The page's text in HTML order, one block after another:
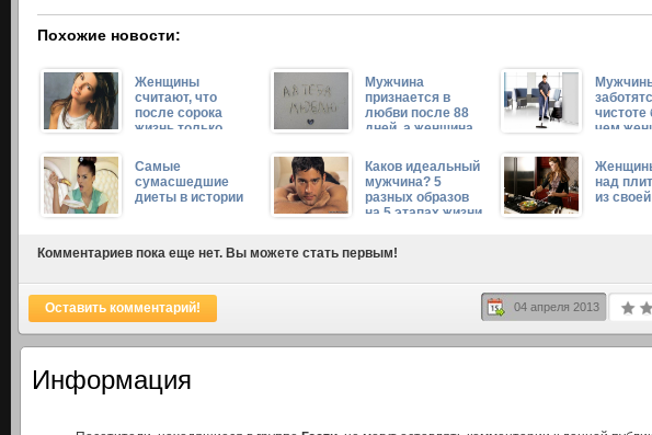
Похожие новости:
Женщины
считают, что
после сорока
жизнь только
Мужчина
признается в
любви после 88
дней, а женщина
чем
Самые
сумасшедшие
диеты в истории
Каков идеальный
мужчина? 5
разных образов
на 5 этапах жизни
над
из
Комментариев пока еще нет. Вы можете стать первым!
Оставить комментарий! 04 апреля 2013
Информация